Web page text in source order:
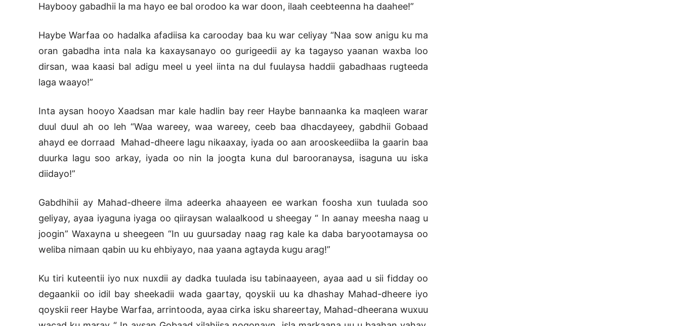
Haybooy gabadhii la ma hayo ee bal orodoo ka war doon, ilaah ceebteenna ha daahee!”
Haybe Warfaa oo hadalka afadiisa ka carooday baa ku war celiyay “Naa sow anigu ku ma
oran gabadha inta nala ka kaxaysanayo oo gurigeedii ay ka tagayso yaanan waxba loo
dirsan, waa kaasi bal adigu meel u yeel iinta na dul fuulaysa haddii gabadhaas rugteeda
laga waayo!”
Inta aysan hooyo Xaadsan mar kale hadlin bay reer Haybe bannaanka ka maqleen warar
duul duul ah oo leh “Waa wareey, waa wareey, ceeb baa dhacdayeey, gabdhii Gobaad
ahayd ee dorraad Mahad-dheere lagu nikaaxay, iyada oo aan arooskeediiba la gaarin baa
duurka lagu soo arkay, iyada oo nin la joogta kuna dul barooranaysa, isaguna uu iska
diidayo!”
Gabdhihii ay Mahad-dheere ilma adeerka ahaayeen ee warkan foosha xun tuulada soo
geliyay, ayaa iyaguna iyaga oo qiiraysan walaalkood u sheegay “ In aanay meesha naag u
joogin” Waxayna u sheegeen “In uu guursaday naag rag kale ka daba baryootamaysa oo
weliba nimaan qabin uu ku ehbiyayo, naa yaana agtayda kugu arag!”
Ku tiri kuteentii iyo nux nuxdii ay dadka tuulada isu tabinaayeen, ayaa aad u sii fidday oo
degaankii oo idil bay sheekadii wada gaartay, qoyskii uu ka dhashay Mahad-dheere iyo
qoyskii reer Haybe Warfaa, arrintooda, ayaa cirka isku shareertay, Mahad-dheerana wuxuu